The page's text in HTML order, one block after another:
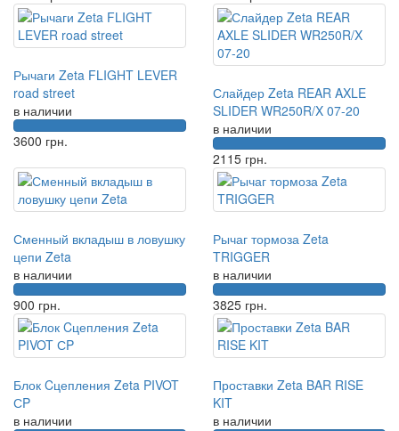
Рычаги Zeta FLIGHT LEVER
road street
в наличии
3600 грн.
Слайдер Zeta REAR AXLE
SLIDER WR250R/X 07-20
в наличии
2115 грн.
Сменный вкладыш в ловушку
цепи Zeta
в наличии
900 грн.
Рычаг тормоза Zeta
TRIGGER
в наличии
3825 грн.
Блок Cцепления Zeta PIVOT
СP
в наличии
Проставки Zeta BAR RISE
KIT
в наличии